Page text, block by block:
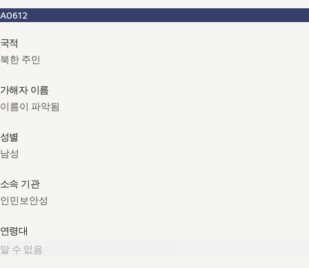
A0612
국적
북한 주민
가해자 이름
이름이 파악됨
성별
남성
소속 기관
인민보안성
연령대
알 수 없음